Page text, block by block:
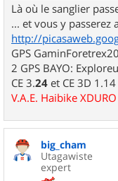
Là où le sanglier
... et vous y passerez
http://
GPS
2 GPS BAYO:
CE 3.24 et CE 3D 1.14
V.A.E. Haibike
big_cham
Utagawiste
expert